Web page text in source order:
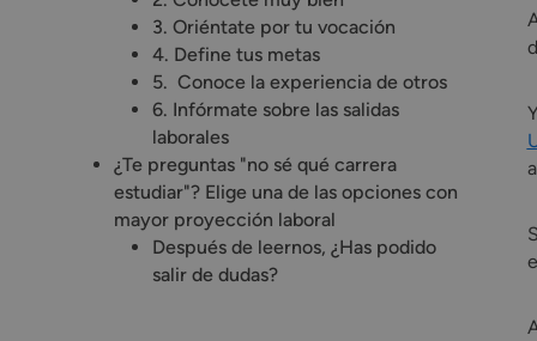
3. Oriéntate por tu vocación
4. Define tus metas
5. Conoce la experiencia de otros
6. Infórmate sobre las salidas
laborales
¿Te preguntas "no sé qué carrera
estudiar"? Elige una de las opciones con
mayor proyección laboral
Después de leernos, ¿Has podido
salir de dudas?